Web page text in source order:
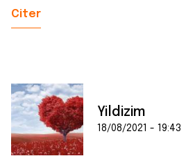
Citer
Yildizim
18/08/2021 - 19:43